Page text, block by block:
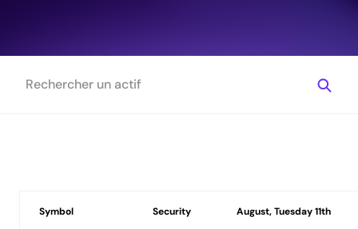
Symbol Security August, Tuesday 11th